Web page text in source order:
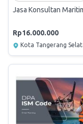
Jasa Konsultan
Rp16.000.000
Kota Tangerang